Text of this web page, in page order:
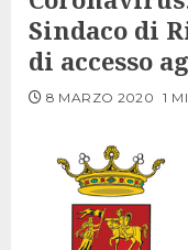
Sindaco di
di accesso
8 MARZO 2020 1